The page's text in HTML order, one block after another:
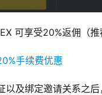
可享受20%返佣（
手续费优惠
以及绑定邀请关系之